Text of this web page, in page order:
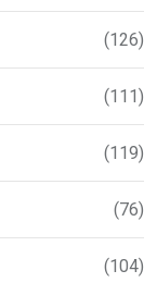
(126)
(111)
(119)
(76)
(104)